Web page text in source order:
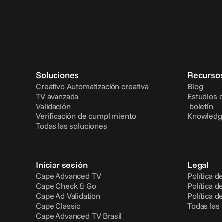
Soluciones
Creativo Automatización creativa
TV avanzada
Validación
Verificación de cumplimiento
Todas las soluciones
Blog
Estudios
boletín
Iniciar sesión
Cape Advanced TV
Cape Check & Go
Cape Ad Validation
Cape Classic
Cape Advanced TV Brasil
Legal
Política
Política
Política
Todas